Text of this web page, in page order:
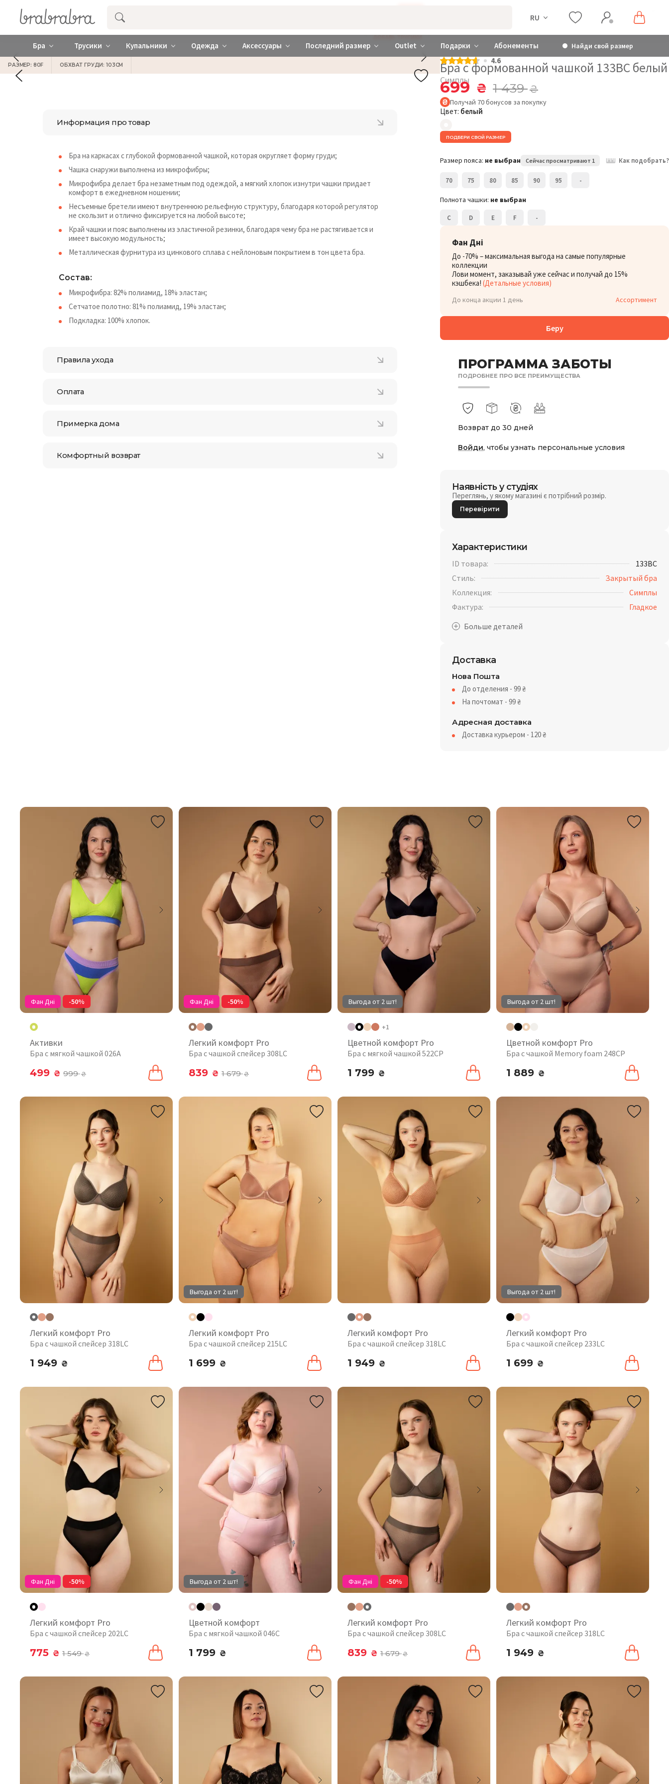
Купить нижнее женское белье ❤️ brabrabra ❤️ Киев и Украина RU
Бра Трусики Купальники Одежда Аксессуары Последний размер Outlet Подарки Абонементы Найди свой размер
ДОБАВЬ ТРУСИКИ
РАЗМЕР: 80F ОБХВАТ ГРУДИ: 103СМ 4.6
Бра с формованной чашкой 133BC белый
Симплы
699 ₴ 1 439₴
Получай 70бонусов за покупку
Цвет: белый
ПОДБЕРИ СВОЙ РАЗМЕР
Размер пояса: не выбран Сейчас просматривают 1 Как подобрать?
70 75 80 85 90 95 -
Полнота чашки: не выбран
C D E F -
Фан Дні
До -70% – максимальная выгода на самые популярные
коллекции
Лови момент, заказывай уже сейчас и получай до 15%
кэшбека! (Детальные условия)
До конца акции 1 день Ассортимент
Беру
ПРОГРАММА ЗАБОТЫ
ПОДРОБНЕЕ ПРО ВСЕ ПРЕИМУЩЕСТВА
Возврат до 30 дней
Войди, чтобы узнать персональные условия
Наявність у студіях
Переглянь, у якому магазині є потрібний розмір.
Перевірити
Характеристики
ID товара:
133BC
Стиль:
Закрытый бра
Коллекция:
Симплы
Фактура:
Гладкое
Доставка
Нова Пошта
До отделения - 99₴
На почтомат - 99₴
Адресная доставка
Доставка курьером - 120₴
Информация про товар
Бра на каркасах с глубокой формованной чашкой, которая округляет форму груди;
Чашка снаружи выполнена из микрофибры;
Микрофибра делает бра незаметным под одеждой, а мягкий хлопок изнутри чашки придает
комфорт в ежедневном ношении;
Несъемные бретели имеют внутреннюю рельефную структуру, благодаря которой регулятор
не скользит и отлично фиксируется на любой высоте;
Край чашки и пояс выполнены из эластичной резинки, благодаря чему бра не растягивается и
имеет высокую модульность;
Металлическая фурнитура из цинкового сплава с нейлоновым покрытием в тон цвета бра.
Состав:
Микрофибра: 82% полиамид, 18% эластан;
Сетчатое полотно: 81% полиамид, 19% эластан;
Подкладка: 100% хлопок.
Правила ухода
Оплата
Примерка дома
Комфортный возврат
Фан Дні -50%
Активки
Бра с мягкой чашкой 026A
499 ₴ 999₴
Фан Дні -50%
Легкий комфорт Pro
Бра с чашкой спейсер 308LC
839 ₴ 1 679₴
Выгода от 2 шт!
+1
Цветной комфорт Pro
Бра с мягкой чашкой 522CP
1 799 ₴
Выгода от 2 шт!
Цветной комфорт Pro
Бра с чашкой Memory foam 248CP
1 889 ₴
Легкий комфорт Pro
Бра с чашкой спейсер 318LC
1 949 ₴
Выгода от 2 шт!
Легкий комфорт Pro
Бра с чашкой спейсер 215LC
1 699 ₴
Легкий комфорт Pro
Бра с чашкой спейсер 318LC
1 949 ₴
Выгода от 2 шт!
Легкий комфорт Pro
Бра с чашкой спейсер 233LC
1 699 ₴
Фан Дні -50%
Легкий комфорт Pro
Бра с чашкой спейсер 202LC
775 ₴ 1 549₴
Выгода от 2 шт!
Цветной комфорт
Бра с мягкой чашкой 046C
1 799 ₴
Фан Дні -50%
Легкий комфорт Pro
Бра с чашкой спейсер 308LC
839 ₴ 1 679₴
Легкий комфорт Pro
Бра с чашкой спейсер 318LC
1 949 ₴